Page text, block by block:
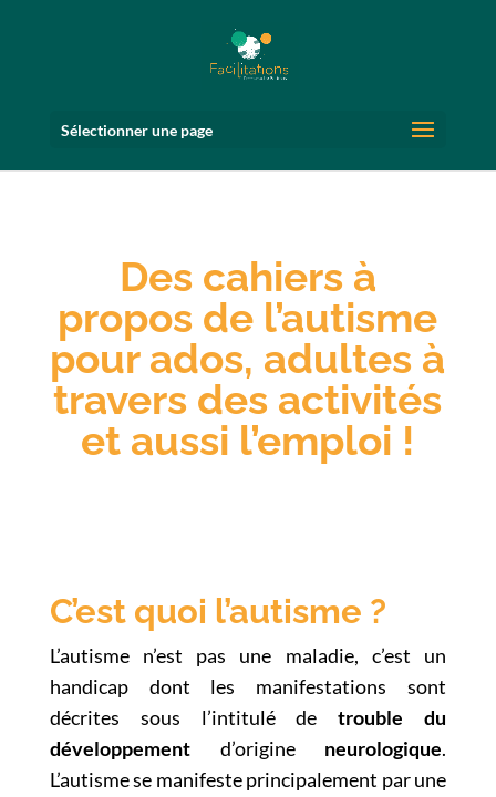
Sélectionner une page
Des cahiers à
propos de l’autisme
pour ados, adultes à
travers des activités
et aussi l’emploi !
C’est quoi l’autisme ?
L’autisme n’est pas une maladie, c’est un
handicap dont les manifestations sont
décrites sous l’intitulé detrouble du
développement
d’origine neurologique.
L’autisme se manifeste principalement par une